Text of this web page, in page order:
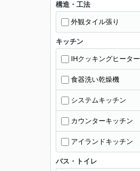
構造・工法
外観タイル張り
キッチン
IHクッキングヒーター
食器洗い乾燥機
システムキッチン
カウンターキッチン
アイランドキッチン
バス・トイレ